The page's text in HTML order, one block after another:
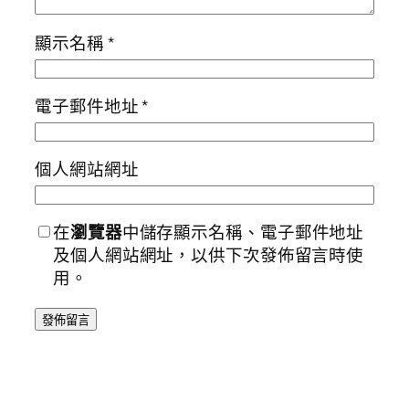
顯示名稱*
電子郵件地址*
個人網站網址
在瀏覽器中儲存顯示名稱、電子郵件地址
及個人網站網址，以供下次發佈留言時使
用。